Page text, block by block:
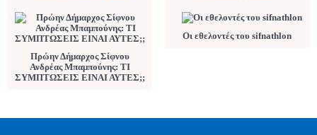
Πρώην Δήμαρχος Σίφνου
Ανδρέας Μπαμπούνης: ΤΙ
ΣΥΜΠΤΩΣΕΙΣ ΕΙΝΑΙ ΑΥΤΕΣ;;
Οι εθελοντές του sifnathlon